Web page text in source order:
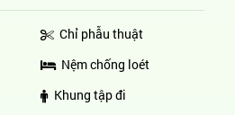
Chỉ phẫu thuật
Nệm chống loét
Khung tập đi